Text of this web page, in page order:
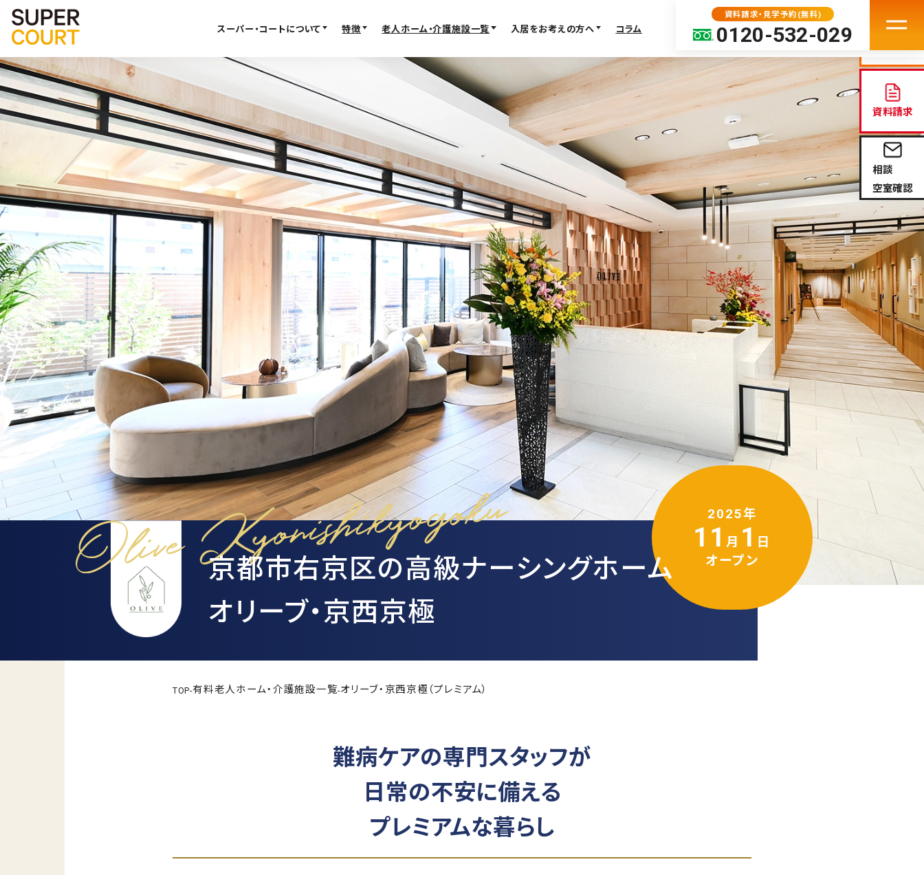
スーパー・コートについて 特徴 老人ホーム・介護施設一覧 入居をお考えの方へ コラム
資料請求・見学予約(無料)
0120-532-029
資料請求
相談
空室確認
老人ホーム・介護施設一
覧
パーキンソン病専門施設
プレミアムシリーズ
大阪府の老人ホーム・介護施設
京都の老人ホーム・介護施設
兵庫の老人ホーム・介護施設
奈良の老人ホーム・介護施設
滋賀の老人ホーム・介護施設
入居検討中の方へ
入居の流れ
お客様の声
見学レポート
よくある質問
不動産・相続のサポート（外部サ
ービス）
FEATURE
スーパー・コートの特徴
ホスピタリティ
安心の医療体制
認知症ケア
リハビリ・トレーニング
天然温泉
おいしい食事・水・空気
イベント・アクティビティ
社会からの評価
ABOUT SUPERCOURT
スーパー・コートについて
スーパー・コートとは
NEWS・INFORMATION
お知らせ・公開情報
新着情報
コラム
建築候補地募集のお知らせ
情報開示事項一覧
RECRUIT
トップページ
京都市右京区の高級ナーシングホーム
オリーブ・京西京極
2025年
11月 1 日
オープン
TOP-有料老人ホーム・介護施設一覧-オリーブ・京西京極（プレミアム）
難病ケアの専門スタッフが
日常の不安に備える
プレミアムな暮らし